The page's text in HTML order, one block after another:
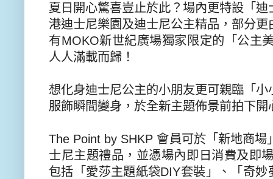
夏日開心驚喜豈止於此？場內更特設「
港迪士尼樂園及迪士尼公主精品，部分更
有MOKO新世紀廣場獨家限定的「 公主
人人滿載而歸！
想化身迪士尼公主的小朋友更可親臨「
服飾瞬間變身， 於全新主題佈景前拍下
The Point by SHKP 會員可於「新地商場
士尼主題禮品， 並憑場內即日消費及即
包括「愛莎主題紙袋DIY套裝」、「 奇妙